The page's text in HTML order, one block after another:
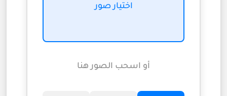
اختيار صور
أو اسحب الصور هنا